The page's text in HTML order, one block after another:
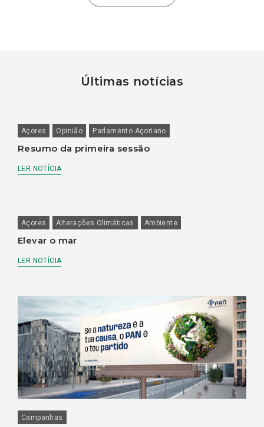
Últimas notícias
Açores Opinião Parlamento Açoriano
Resumo da primeira sessão
LER NOTÍCIA
Açores Alterações Climáticas Ambiente
Elevar o mar
LER NOTÍCIA
Campanhas